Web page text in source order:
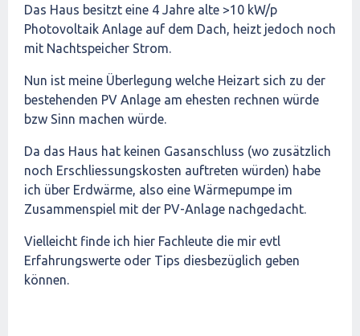
Das Haus besitzt eine 4 Jahre alte >10 kW/p
Photovoltaik Anlage auf dem Dach, heizt jedoch noch
mit Nachtspeicher Strom.
Nun ist meine Überlegung welche Heizart sich zu der
bestehenden PV Anlage am ehesten rechnen würde
bzw Sinn machen würde.
Da das Haus hat keinen Gasanschluss (wo zusätzlich
noch Erschliessungskosten auftreten würden) habe
ich über Erdwärme, also eine Wärmepumpe im
Zusammenspiel mit der PV-Anlage nachgedacht.
Vielleicht finde ich hier Fachleute die mir evtl
Erfahrungswerte oder Tips diesbezüglich geben
können.